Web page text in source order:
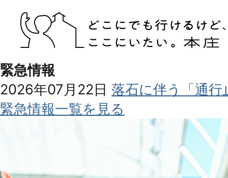
緊急情報
2026年07月22日 落石に伴う「通
緊急情報一覧を見る
目
目